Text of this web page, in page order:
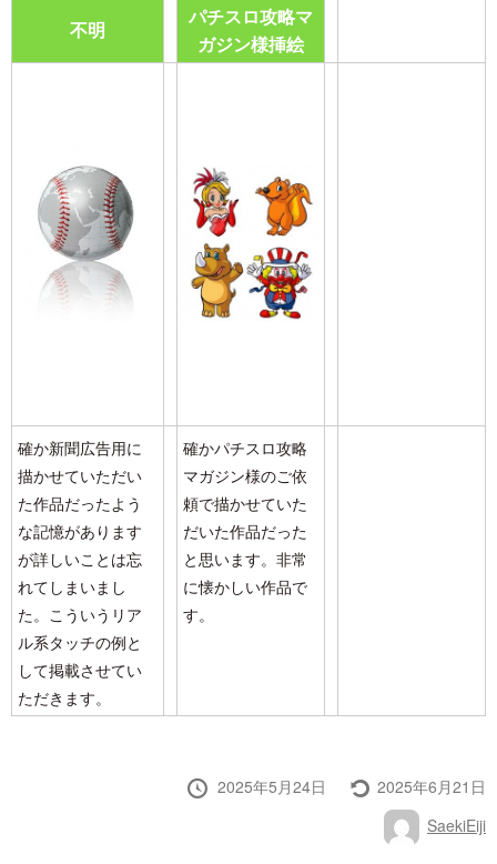
不明
パチスロ攻略マ
ガジン様挿絵
確か新聞広告用に
描かせていただい
た作品だったよう
な記憶があります
が詳しいことは忘
れてしまいまし
た。こういうリア
ル系タッチの例と
して掲載させてい
ただきます。
確かパチスロ攻略
マガジン様のご依
頼で描かせていた
だいた作品だった
と思います。非常
に懐かしい作品で
す。
投
2025年5月24日
最
終
新
2025年6月21日
投
稿
SaekiEiji